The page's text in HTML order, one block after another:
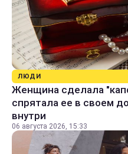
ЛЮДИ
Женщина сделала
спрятала ее в своем
внутри
06 августа 2026, 15:33